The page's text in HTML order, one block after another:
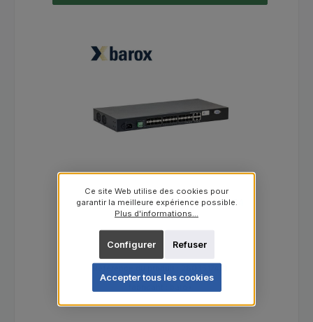
Commutateur barox RY-LGSO25-24
2803517471
Ce site Web utilise des cookies pour
garantir la meilleure expérience possible.
Plus d'informations...
Refuser
Configurer
Accepter tous les cookies